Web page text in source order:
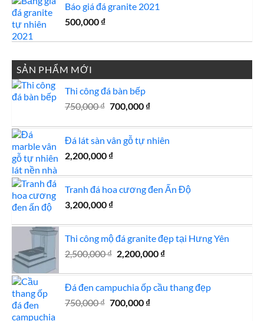
Báo giá đá granite 2021
500,000 ₫
SẢN PHẨM MỚI
Thi công đá bàn bếp
750,000₫ Giá
là:
750,000 ₫.
700,000 ₫Giá
tại
là:
Đá lát sàn vân gỗ tự nhiên
2,200,000 ₫
Tranh đá hoa cương đen Ấn Độ
3,200,000 ₫
Thi công mộ đá granite đẹp tại Hưng Yên
2,500,000₫ Giá
2,500,000 ₫.
2,200,000 ₫Giá
là:
Đá đen campuchia ốp cầu thang đẹp
750,000₫ Giá
700,000 ₫Giá